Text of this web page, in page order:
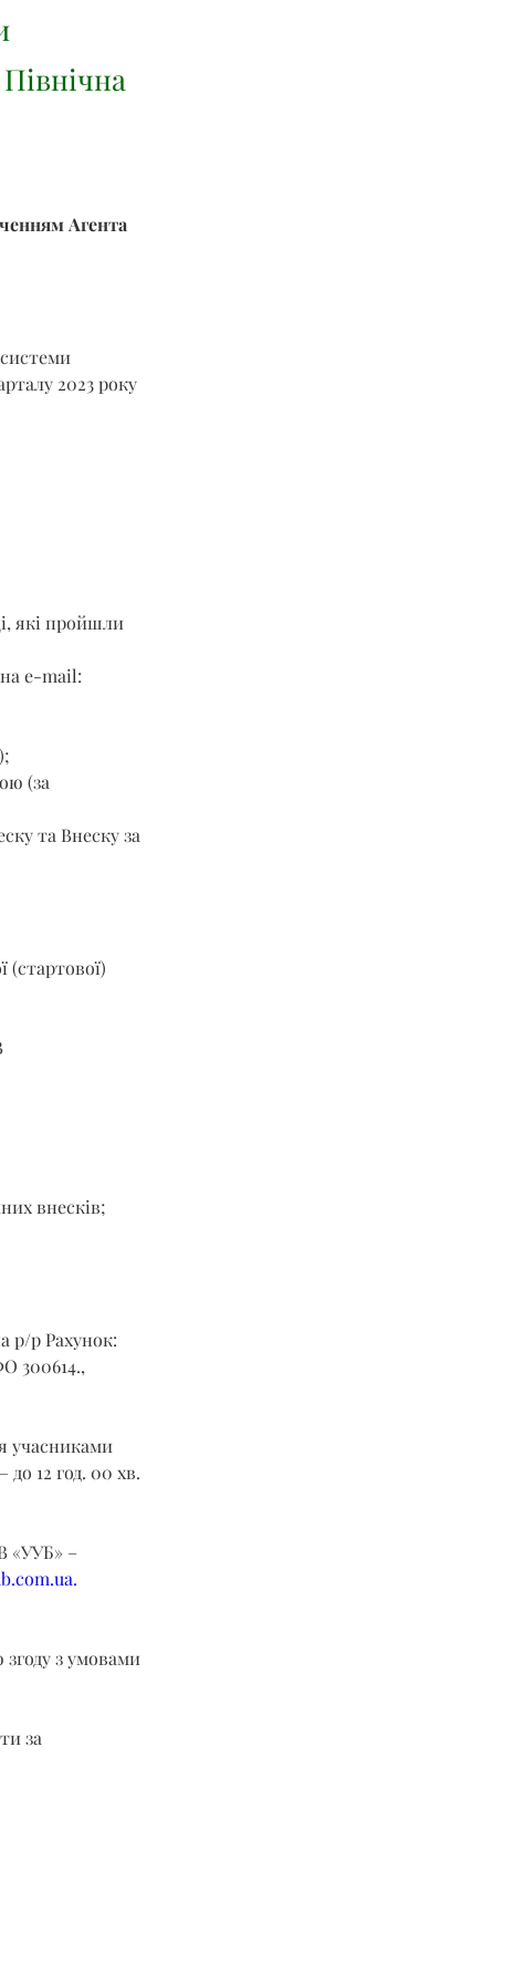
Агента
2023 року
які пройшли
e-mail:
(за
та Внеску за
(стартової)
внесків;
р/р Рахунок:
300614.,
учасниками
до 12 год. 00 хв.
«УУБ» –
.
згоду з умовами
за